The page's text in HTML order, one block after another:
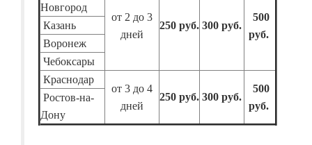
Новгород
от 2 до 3
дней
250 руб. 300 руб.
500
руб.
Казань
Воронеж
Чебоксары
Краснодар
от 3 до 4
дней
250 руб. 300 руб.
500
руб.
Ростов-на-
Дону